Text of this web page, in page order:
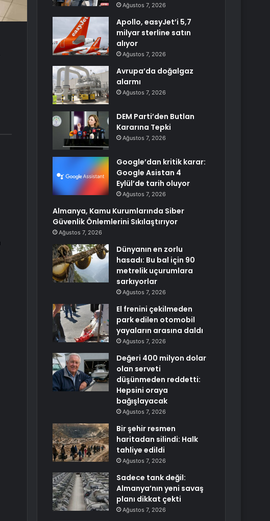
Ağustos 7, 2026
Apollo, easyJet’i 5,7
milyar sterline satın
alıyor
Ağustos 7, 2026
Avrupa’da doğalgaz
alarmı
Ağustos 7, 2026
DEM Parti’den Butlan
Kararına Tepki
Ağustos 7, 2026
Google’dan kritik karar:
Google Asistan 4
Eylül’de tarih oluyor
Ağustos 7, 2026
Almanya, Kamu Kurumlarında Siber
Güvenlik Önlemlerini Sıkılaştırıyor
Ağustos 7, 2026
Dünyanın en zorlu
hasadı: Bu bal için 90
metrelik uçurumlara
sarkıyorlar
Ağustos 7, 2026
El frenini çekilmeden
park edilen otomobil
yayaların arasına daldı
Ağustos 7, 2026
Değeri 400 milyon dolar
olan serveti
düşünmeden reddetti:
Hepsini oraya
bağışlayacak
Ağustos 7, 2026
Bir şehir resmen
haritadan silindi: Halk
tahliye edildi
Ağustos 7, 2026
Sadece tank değil:
Almanya’nın yeni savaş
planı dikkat çekti
Ağustos 7, 2026